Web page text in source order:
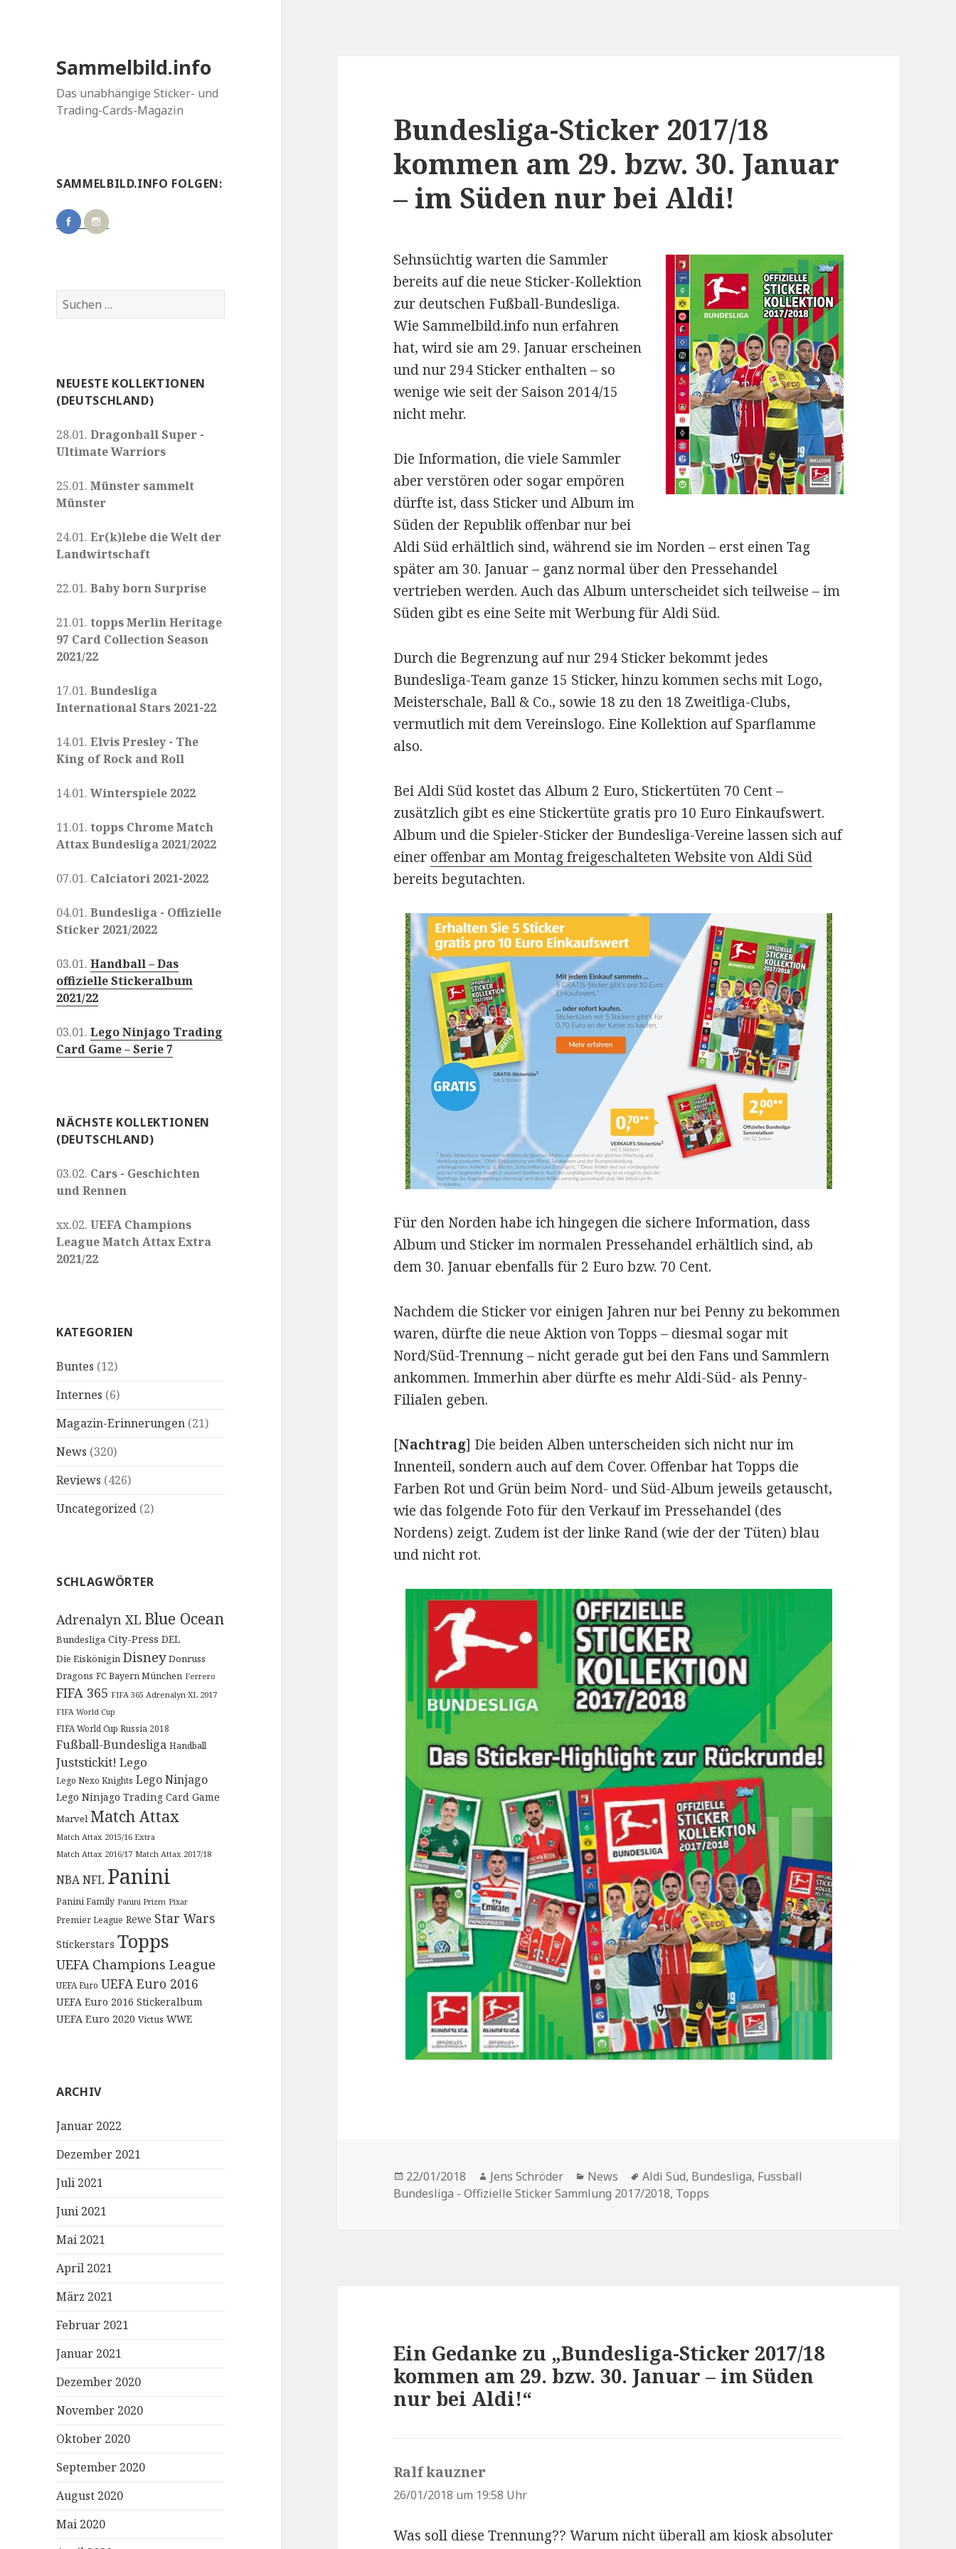
Sammelbild.info
Das unabhängige Sticker- und
Trading-Cards-Magazin
SAMMELBILD.INFO FOLGEN:
Suchen
nach:
NEUESTE KOLLEKTIONEN
(DEUTSCHLAND)
28.01.Dragonball Super -
Ultimate Warriors
25.01.Münster sammelt
Münster
24.01.Er(k)lebe die Welt der
Landwirtschaft
22.01.Baby born Surprise
21.01.topps Merlin Heritage
97 Card Collection Season
2021/22
17.01.Bundesliga
International Stars 2021-22
14.01.Elvis Presley - The
King of Rock and Roll
14.01.Winterspiele 2022
11.01.topps Chrome Match
Attax Bundesliga 2021/2022
07.01. Calciatori 2021-2022
04.01.Bundesliga - Offizielle
Sticker 2021/2022
03.01.Handball – Das
offizielle Stickeralbum
2021/22
03.01.Lego Ninjago Trading
Card Game – Serie 7
NÄCHSTE KOLLEKTIONEN
(DEUTSCHLAND)
03.02. Cars - Geschichten
und Rennen
xx.02.UEFA Champions
League Match Attax Extra
2021/22
KATEGORIEN
Buntes (12)
Internes (6)
Magazin-Erinnerungen (21)
News (320)
Reviews (426)
Uncategorized (2)
SCHLAGWÖRTER
Adrenalyn XL Blue Ocean
Bundesliga City-Press DEL
Die Eiskönigin Disney Donruss
Dragons FC Bayern München Ferrero
FIFA 365 FIFA 365 Adrenalyn XL 2017
FIFA World Cup
FIFA World Cup Russia 2018
Fußball-Bundesliga Handball
Juststickit! Lego
Lego Nexo Knights Lego Ninjago
Lego Ninjago Trading Card Game
Marvel Match Attax
Match Attax 2015/16 Extra
Match Attax 2016/17 Match Attax 2017/18
NBANFL Panini
Panini Family Panini Prizm Pixar
Premier League Rewe Star Wars
Stickerstars Topps
UEFA Champions League
UEFA Euro UEFA Euro 2016
UEFA Euro 2016 Stickeralbum
UEFA Euro 2020 Victus WWE
ARCHIV
Januar 2022
Dezember 2021
Juli 2021
Juni 2021
Mai 2021
April 2021
März 2021
Februar 2021
Januar 2021
Dezember 2020
November 2020
Oktober 2020
September 2020
August 2020
Mai 2020
Bundesliga-Sticker 2017/18
kommen am 29. bzw. 30. Januar
– im Süden nur bei Aldi!
Sehnsüchtig warten die Sammler
bereits auf die neue Sticker-Kollektion
zur deutschen Fußball-Bundesliga.
Wie Sammelbild.info nun erfahren
hat, wird sie am 29. Januar erscheinen
und nur 294 Sticker enthalten – so
wenige wie seit der Saison 2014/15
nicht mehr.
Die Information, die viele Sammler
aber verstören oder sogar empören
dürfte ist, dass Sticker und Album im
Süden der Republik offenbar nur bei
Aldi Süd erhältlich sind, während sie im Norden – erst einen Tag
später am 30. Januar – ganz normal über den Pressehandel
vertrieben werden. Auch das Album unterscheidet sich teilweise – im
Süden gibt es eine Seite mit Werbung für Aldi Süd.
Durch die Begrenzung auf nur 294 Sticker bekommt jedes
Bundesliga-Team ganze 15 Sticker, hinzu kommen sechs mit Logo,
Meisterschale, Ball & Co., sowie 18 zu den 18 Zweitliga-Clubs,
vermutlich mit dem Vereinslogo. Eine Kollektion auf Sparflamme
also.
Bei Aldi Süd kostet das Album 2 Euro, Stickertüten 70 Cent –
zusätzlich gibt es eine Stickertüte gratis pro 10 Euro Einkaufswert.
Album und die Spieler-Sticker der Bundesliga-Vereine lassen sich auf
einer offenbar am Montag freigeschalteten Website von Aldi Süd
bereits begutachten.
Für den Norden habe ich hingegen die sichere Information, dass
Album und Sticker im normalen Pressehandel erhältlich sind, ab
dem 30. Januar ebenfalls für 2 Euro bzw. 70 Cent.
Nachdem die Sticker vor einigen Jahren nur bei Penny zu bekommen
waren, dürfte die neue Aktion von Topps – diesmal sogar mit
Nord/Süd-Trennung – nicht gerade gut bei den Fans und Sammlern
ankommen. Immerhin aber dürfte es mehr Aldi-Süd- als Penny-
Filialen geben.
[Nachtrag] Die beiden Alben unterscheiden sich nicht nur im
Innenteil, sondern auch auf dem Cover. Offenbar hat Topps die
Farben Rot und Grün beim Nord- und Süd-Album jeweils getauscht,
wie das folgende Foto für den Verkauf im Pressehandel (des
Nordens) zeigt. Zudem ist der linke Rand (wie der der Tüten) blau
und nicht rot.
Veröffentlicht
am
22/01/2018 Autor
Jens Schröder Kategorien
News Schlagwörter
Aldi Süd, Bundesliga, Fussball
Bundesliga - Offizielle Sticker Sammlung 2017/2018, Topps
Ein Gedanke zu „Bundesliga-Sticker 2017/18
kommen am 29. bzw. 30. Januar – im Süden
nur bei Aldi!“
Ralf kauzner
a
t
26/01/2018 um 19:58 Uhr
Was soll diese Trennung?? Warum nicht überall am kiosk absoluter